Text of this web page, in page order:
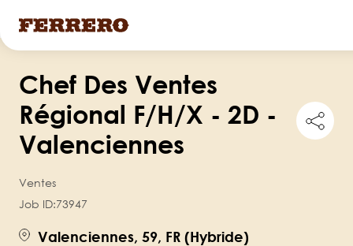
main
content
Chef Des Ventes
Régional F/H/X - 2D -
Valenciennes
this
Ventes
Job ID:73947
Valenciennes, 59, FR (Hybride)